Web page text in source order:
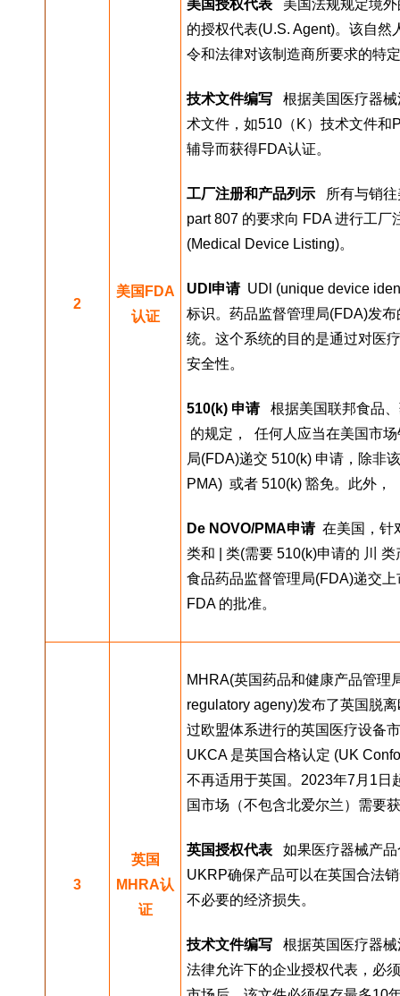
2
美国FDA
认证
美国授权代表 美国法规规定境
的授权代表(U.S. Agent)。该自
令和法律对该制造商所要求的特
技术文件编写 根据美国医疗器
术文件，如510（K）技术文件和
辅导而获得FDA认证。
工厂注册和产品列示 所有与销往
part 807 的要求向 FDA 进行工厂
(Medical Device Listing)。
UDI申请 UDl (unique device
标识。药品监督管理局(FDA)发
统。这个系统的目的是通过对医
安全性。
510(k) 申请 根据美国联邦食品、
的规定，  任何人应当在美国市
局(FDA)递交 510(k) 申请，除非
PMA)  或者 510(k) 豁免。此外，
De NOVO/PMA申请 在美国，针
类和 | 类(需要 510(k)申请的 川
食品药品监督管理局(FDA)递交
FDA 的批准。
3
英国
MHRA认
证
MHRA(英国药品和健康产品管理
regulatory ageny)发布了英国脱
过欧盟体系进行的英国医疗设备
UKCA 是英国合格认定 (UK
不再适用于英国。2023年7月1日
国市场（不包含北爱尔兰）需要
英国授权代表 如果医疗器械产
UKRP确保产品可以在英国合法
不必要的经济损失。
技术文件编写 根据英国医疗器
法律允许下的企业授权代表，必